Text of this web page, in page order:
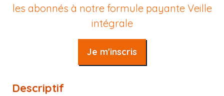
les abonnés à notre formule payante Veille
intégrale
Je m'inscris
Descriptif